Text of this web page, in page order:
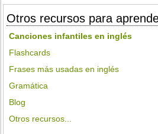
Otros recursos para
Canciones infantiles en inglés
Flashcards
Frases más usadas en inglés
Gramática
Blog
Otros recursos...